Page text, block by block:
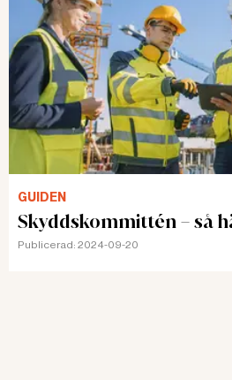
GUIDEN
Skyddskommittén – så
Publicerad: 2024-09-20